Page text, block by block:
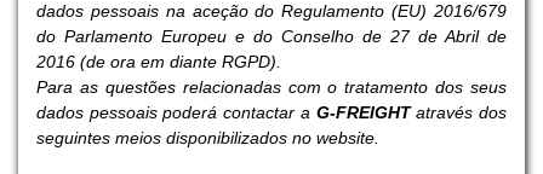
dados pessoais na aceção do Regulamento (EU) 2016/679
do Parlamento Europeu e do Conselho de 27 de Abril de
2016 (de ora em diante RGPD).
Para as questões relacionadas com o tratamento dos seus
dados pessoais poderá contactar a G-FREIGHTatravés dos
seguintes meios disponibilizados no website.